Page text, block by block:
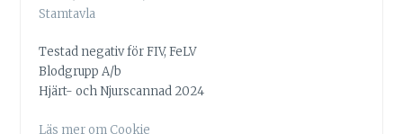
Stamtavla
Testad negativ för FIV, FeLV
Blodgrupp A/b
Hjärt- och Njurscannad 2024
Läs mer om Cookie